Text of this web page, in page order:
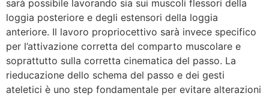
sarà possibile lavorando sia sui muscoli flessori della
loggia posteriore e degli estensori della loggia
anteriore. Il lavoro propriocettivo sarà invece specifico
per l’attivazione corretta del comparto muscolare e
soprattutto sulla corretta cinematica del passo. La
rieducazione dello schema del passo e dei gesti
ateletici è uno step fondamentale per evitare alterazioni